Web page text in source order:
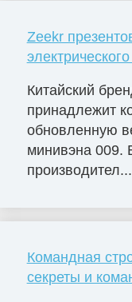
Zeekr
Китайский
принадлежит
обновленную
минивэна 009.
производител...
Командная
секреты и